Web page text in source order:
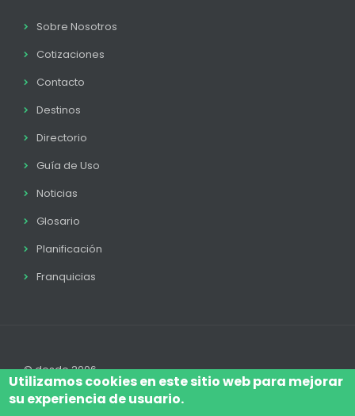
Sobre Nosotros
Cotizaciones
Contacto
Destinos
Directorio
Guía de Uso
Noticias
Glosario
Planificación
Franquicias
© desde 2006
Utilizamos cookies en este sitio web para mejorar
su experiencia de usuario.